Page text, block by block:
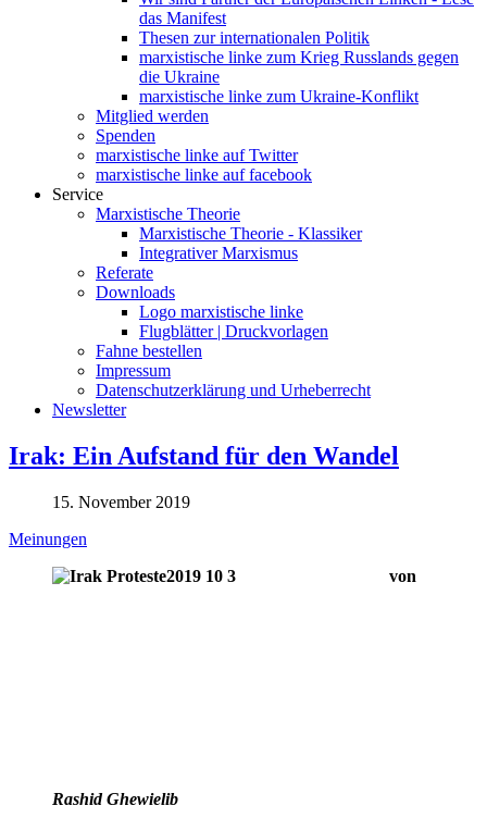
das Manifest
Thesen zur internationalen Politik
marxistische linke zum Krieg Russlands gegen
die Ukraine
marxistische linke zum Ukraine-Konflikt
Mitglied werden
Spenden
marxistische linke auf Twitter
marxistische linke auf facebook
Service
Marxistische Theorie
Marxistische Theorie - Klassiker
Integrativer Marxismus
Referate
Downloads
Logo marxistische linke
Flugblätter | Druckvorlagen
Fahne bestellen
Impressum
Datenschutzerklärung und Urheberrecht
Newsletter
Irak: Ein Aufstand für den Wandel
15. November 2019
Meinungen
von
Rashid Ghewielib